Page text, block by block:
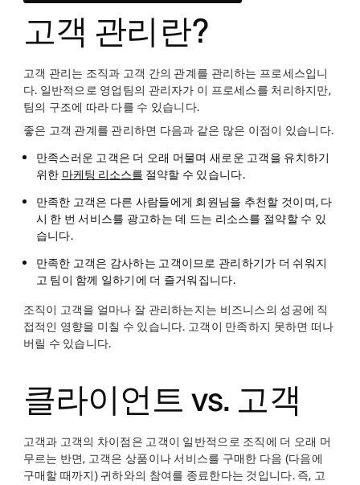
고객 관리란?
고객 관리는 조직과 고객 간의 관계를 관리하는 프로세스입니
다. 일반적으로 영업팀의 관리자가 이 프로세스를 처리하지만,
팀의 구조에 따라 다를 수 있습니다.
좋은 고객 관계를 관리하면 다음과 같은 많은 이점이 있습니다.
만족스러운 고객은 더 오래 머물며 새로운 고객을 유치하기
위한 마케팅 리소스를 절약할 수 있습니다.
만족한 고객은 다른 사람들에게 회원님을 추천할 것이며, 다
시 한 번 서비스를 광고하는 데 드는 리소스를 절약할 수 있
습니다.
만족한 고객은 감사하는 고객이므로 관리하기가 더 쉬워지
고 팀이 함께 일하기에 더 즐거워집니다.
조직이 고객을 얼마나 잘 관리하는지는 비즈니스의 성공에 직
접적인 영향을 미칠 수 있습니다. 고객이 만족하지 못하면 떠나
버릴 수 있습니다.
클라이언트 vs. 고객
고객과 고객의 차이점은 고객이 일반적으로 조직에 더 오래 머
무르는 반면, 고객은 상품이나 서비스를 구매한 다음 (다음에
구매할 때까지) 귀하와의 참여를 종료한다는 것입니다. 즉, 고